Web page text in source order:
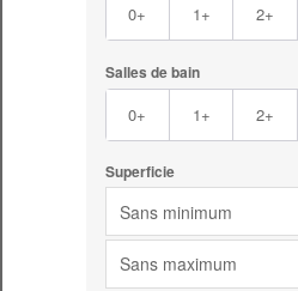
0+ 1+ 2+
Salles de bain
0+ 1+ 2+
Superficie
Sans minimum
Sans maximum